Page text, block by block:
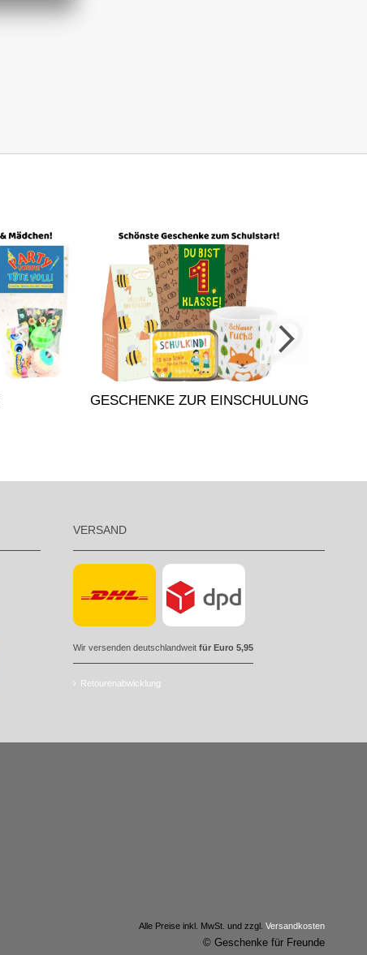
GESCHENKE ZUR EINSCHULUNG
VERSAND
Wir versenden deutschlandweit für Euro 5,95
Retourenabwicklung
Alle Preise inkl. MwSt. und zzgl. Versandkosten
© Geschenke für Freunde